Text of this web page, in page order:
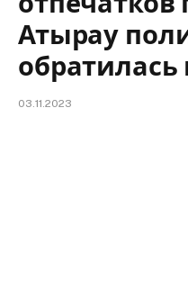
Атырау
03.11.2023